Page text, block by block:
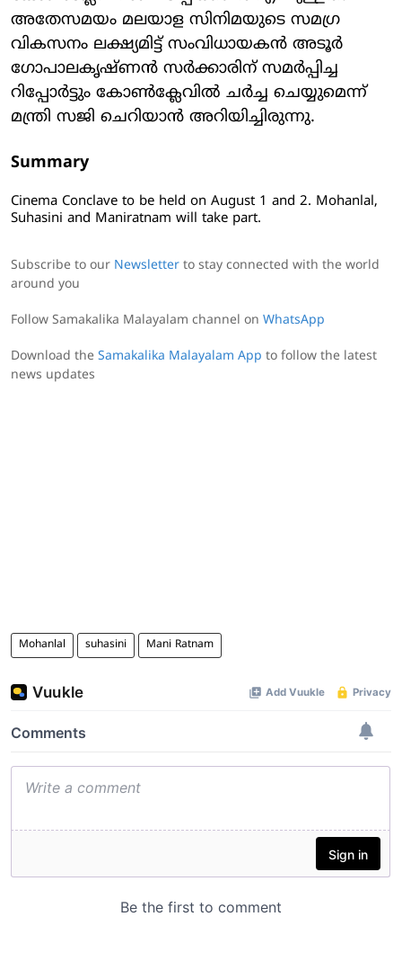
അതേസമയം മലയാള സിനിമയുടെ സമഗ്ര
വികസനം ലക്ഷ്യമിട്ട് സംവിധായകന്‍ അടൂര്‍
ഗോപാലകൃഷ്ണന്‍ സര്‍ക്കാരിന് സമര്‍പ്പിച്ച
റിപ്പോര്‍ട്ടും കോണ്‍ക്ലേവില്‍ ചര്‍ച്ച ചെയ്യുമെന്ന്
മന്ത്രി സജി ചെറിയാന്‍ അറിയിച്ചിരുന്നു.
Summary
Cinema Conclave to be held on August 1 and 2. Mohanlal,
Suhasini and Maniratnam will take part.
Subscribe to our Newsletter to stay connected with the world
around you
Follow Samakalika Malayalam channel on WhatsApp
Download the Samakalika Malayalam App to follow the latest
news updates
Mohanlal suhasini Mani Ratnam